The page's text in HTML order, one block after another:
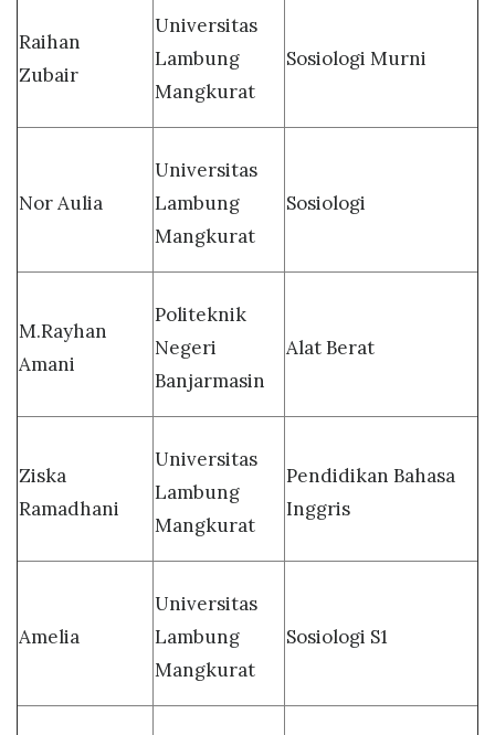
Raihan
Zubair
Universitas
Lambung
Mangkurat
Sosiologi Murni
Nor Aulia
Universitas
Lambung
Mangkurat
Sosiologi
M.Rayhan
Amani
Politeknik
Negeri
Banjarmasin
Alat Berat
Ziska
Ramadhani
Universitas
Lambung
Mangkurat
Pendidikan Bahasa
Inggris
Amelia
Universitas
Lambung
Mangkurat
Sosiologi S1